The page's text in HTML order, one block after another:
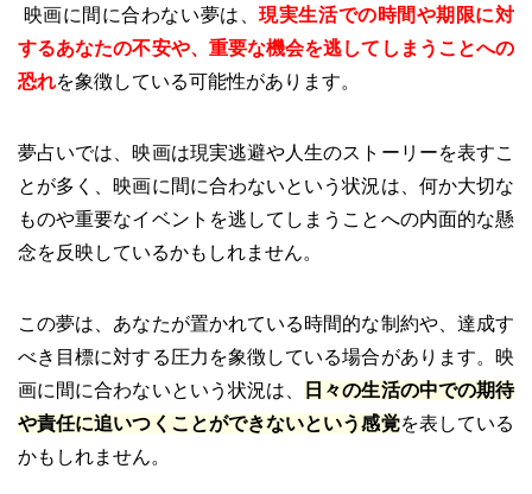
映画に間に合わない夢は、現実生活での時間や期限に対
するあなたの不安や、重要な機会を逃してしまうことへの
恐れを象徴している可能性があります。
夢占いでは、映画は現実逃避や人生のストーリーを表すこ
とが多く、映画に間に合わないという状況は、何か大切な
ものや重要なイベントを逃してしまうことへの内面的な懸
念を反映しているかもしれません。
この夢は、あなたが置かれている時間的な制約や、達成す
べき目標に対する圧力を象徴している場合があります。映
画に間に合わないという状況は、
日々の生活の中での期待
や責任に追いつくことができないという感覚を表している
かもしれません。